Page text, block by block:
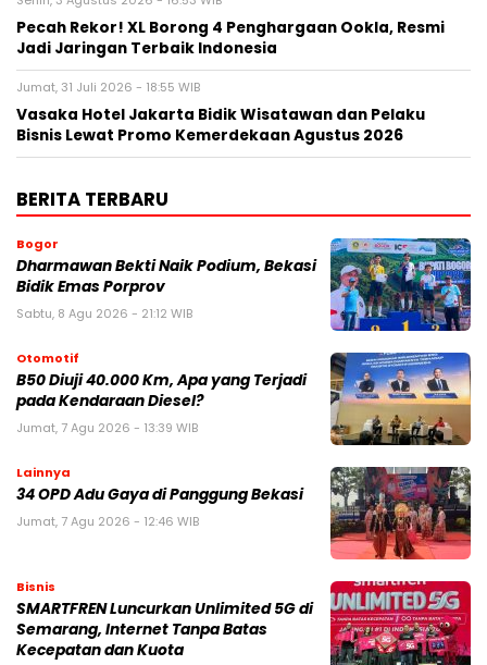
Pecah Rekor! XL Borong 4 Penghargaan Ookla, Resmi
Jadi Jaringan Terbaik Indonesia
Jumat, 31 Juli 2026 - 18:55 WIB
Vasaka Hotel Jakarta Bidik Wisatawan dan Pelaku
Bisnis Lewat Promo Kemerdekaan Agustus 2026
BERITA TERBARU
Bogor
Dharmawan Bekti Naik Podium, Bekasi
Bidik Emas Porprov
Sabtu, 8 Agu 2026 - 21:12 WIB
Otomotif
B50 Diuji 40.000 Km, Apa yang Terjadi
pada Kendaraan Diesel?
Jumat, 7 Agu 2026 - 13:39 WIB
Lainnya
34 OPD Adu Gaya di Panggung Bekasi
Jumat, 7 Agu 2026 - 12:46 WIB
Bisnis
SMARTFREN Luncurkan Unlimited 5G di
Semarang, Internet Tanpa Batas
Kecepatan dan Kuota